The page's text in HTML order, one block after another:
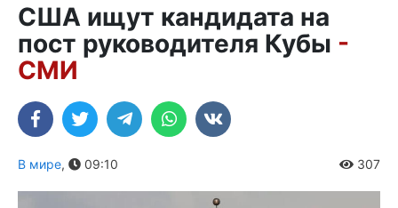
США ищут кандидата на
пост руководителя Кубы -
СМИ
В мире, 09:10 307